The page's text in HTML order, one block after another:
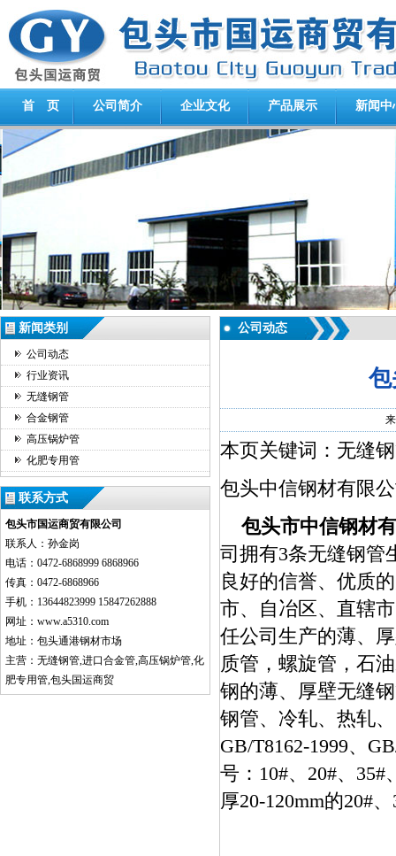
首 页 公司简介 企业文化 产品展示 新闻中
新闻类别
公司动态
行业资讯
无缝钢管
合金钢管
高压锅炉管
化肥专用管
联系方式
包头市国运商贸有限公司
联系人：孙金岗
电话：0472-6868999 6868966
传真：0472-6868966
手机：13644823999 15847262888
网址：www.a5310.com
地址：包头通港钢材市场
主营：无缝钢管,进口合金管,高压锅炉管,化
肥专用管,包头国运商贸
公司动态
本页关键词：无缝
包头中信钢材有限
包头市中信钢材
司拥有3条无缝钢管
良好的信誉、优质
市、自冶区、直辖
任公司生产的薄、
质管，螺旋管，石
钢的薄、厚壁无缝
钢管、冷轧、热轧
GB/T8162-1999、
号：10#、20#、35#
厚20-120mm的20#